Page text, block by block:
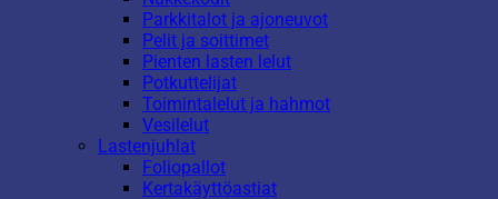
Parkkitalot ja ajoneuvot
Pelit ja soittimet
Pienten lasten lelut
Potkuttelijat
Toimintalelut ja hahmot
Vesilelut
Lastenjuhlat
Foliopallot
Kertakäyttöastiat